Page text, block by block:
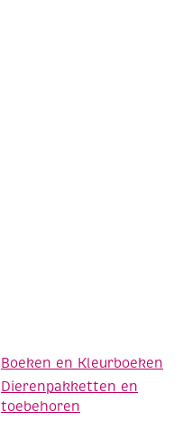
Boeken en Kleurboeken
Dierenpakketten en
toebehoren